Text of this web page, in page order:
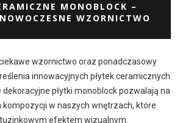
MONOBLOCK –
WZORNICTWO
wzornictwo oraz ponadczasowy
innowacyjnych płytek ceramicznych
płytki monoblock pozwalają na
w naszych wnętrzach, które
efektem wizualnym.